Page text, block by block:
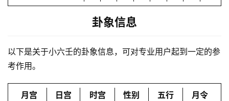
A
会
卦象信息
以下是关于小六壬的卦象信息，可对专业用户起到一定的参
考作用。
月宫 日宫 时宫 性别 五行 月令